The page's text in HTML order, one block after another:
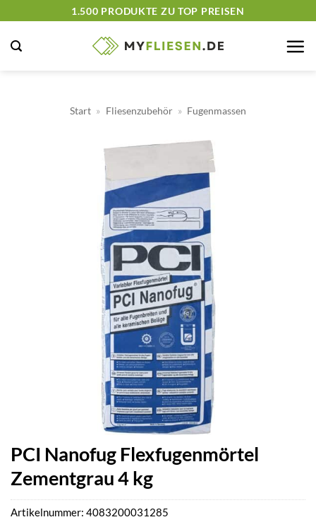
springen
1.500 PRODUKTE ZU TOP PREISEN
Start » Fliesenzubehör » Fugenmassen
PCI Nanofug Flexfugenmörtel
Zementgrau 4 kg
Artikelnummer: 4083200031285